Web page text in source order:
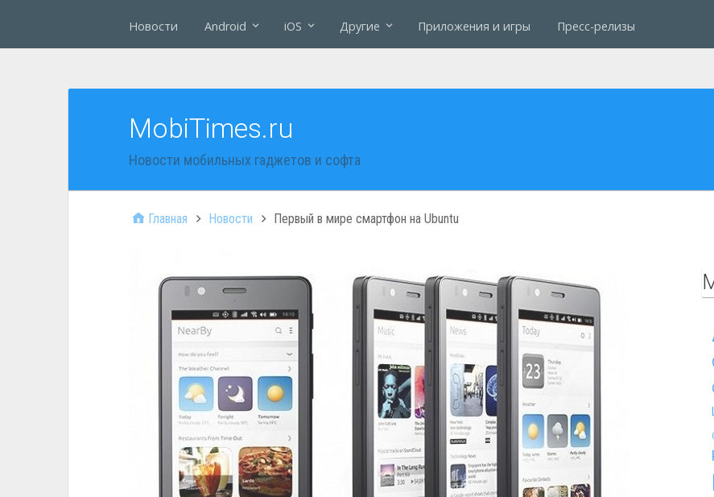
Новости Android iOS Другие Приложения и игры Пресс-релизы
MobiTimes.ru
Новости мобильных гаджетов и софта
Главная Новости Первый в мире смартфон на Ubuntu